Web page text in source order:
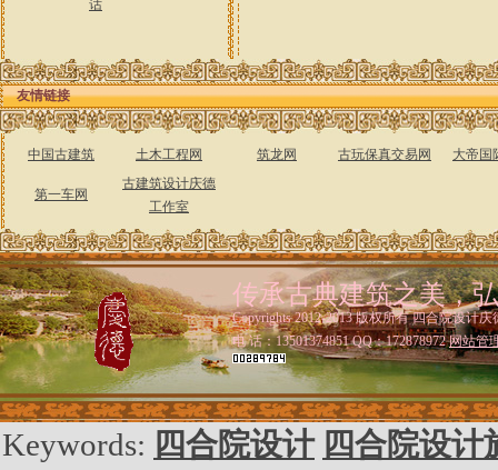
友情链接
中国古建筑 土木工程网 筑龙网 古玩保真交易网 大帝国
第一车网
古建筑设计庆德
工作室
传承古典建筑之美，
Copyrights 2012-2013 版权所有 四合院设计
电 话：13501374851 QQ：172878972网站管
Keywords: 四合院设计 四合院设计